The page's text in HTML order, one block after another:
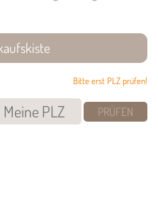
Bitte erst PLZ prüfen!
PRÜFEN